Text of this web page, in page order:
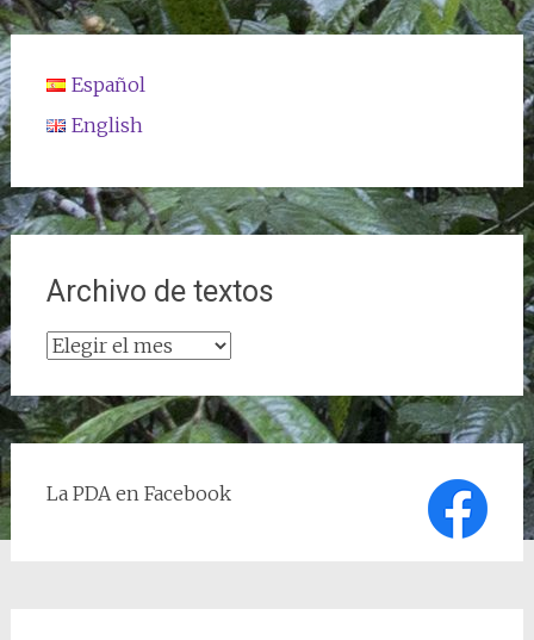
Español
English
Archivo de textos
Archivo
textos
La PDA en Facebook